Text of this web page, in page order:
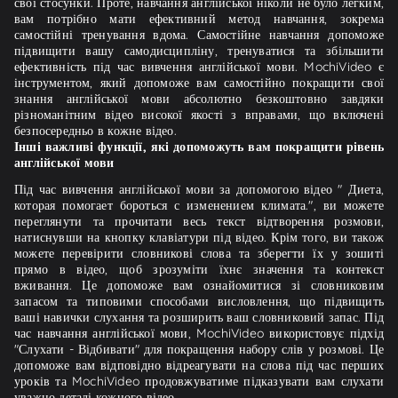
вам потрібно мати ефективний метод навчання, зокрема
самостійні тренування вдома. Самостійне навчання допоможе
підвищити вашу самодисципліну, тренуватися та збільшити
ефективність під час вивчення англійської мови. MochiVideo є
інструментом, який допоможе вам самостійно покращити свої
знання англійської мови абсолютно безкоштовно завдяки
різноманітним відео високої якості з вправами, що включені
безпосередньо в кожне відео.
Інші важливі функції, які допоможуть вам покращити рівень
англійської мови
Під час вивчення англійської мови за допомогою відео " Диета,
которая помогает бороться с изменением климата.", ви можете
переглянути та прочитати весь текст відтворення розмови,
натиснувши на кнопку клавіатури під відео. Крім того, ви також
можете перевірити словникові слова та зберегти їх у зошиті
прямо в відео, щоб зрозуміти їхнє значення та контекст
вживання. Це допоможе вам ознайомитися зі словниковим
запасом та типовими способами висловлення, що підвищить
ваші навички слухання та розширить ваш словниковий запас. Під
час навчання англійської мови, MochiVideo використовує підхід
"Слухати - Відбивати" для покращення набору слів у розмові. Це
допоможе вам відповідно відреагувати на слова під час перших
уроків та MochiVideo продовжуватиме підказувати вам слухати